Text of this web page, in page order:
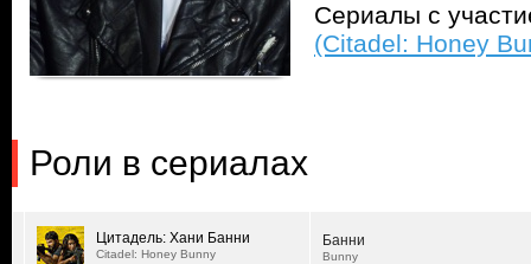
Сериалы с
(Citadel: Honey
Роли в сериалах
Цитадель: Хани Банни
Citadel: Honey Bunny
Банни
Bunny